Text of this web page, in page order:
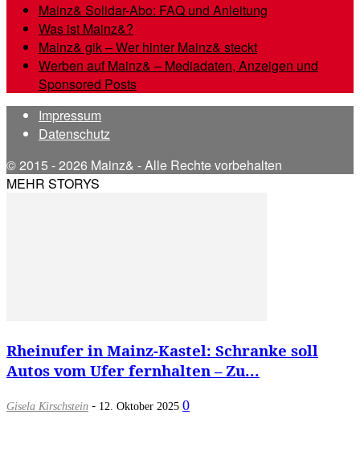
Mainz& Solidar-Abo: FAQ und Anleitung
Was ist Mainz&?
Mainz& gik – Wer hinter Mainz& steckt
Werben auf Mainz& – Mediadaten, Anzeigen und
Sponsored Posts
Impressum
Datenschutz
© 2015 - 2026 Mainz& - Alle Rechte vorbehalten
MEHR STORYS
Rheinufer in Mainz-Kastel: Schranke soll
Autos vom Ufer fernhalten – Zu...
Gisela Kirschstein - 12. Oktober 2025 0